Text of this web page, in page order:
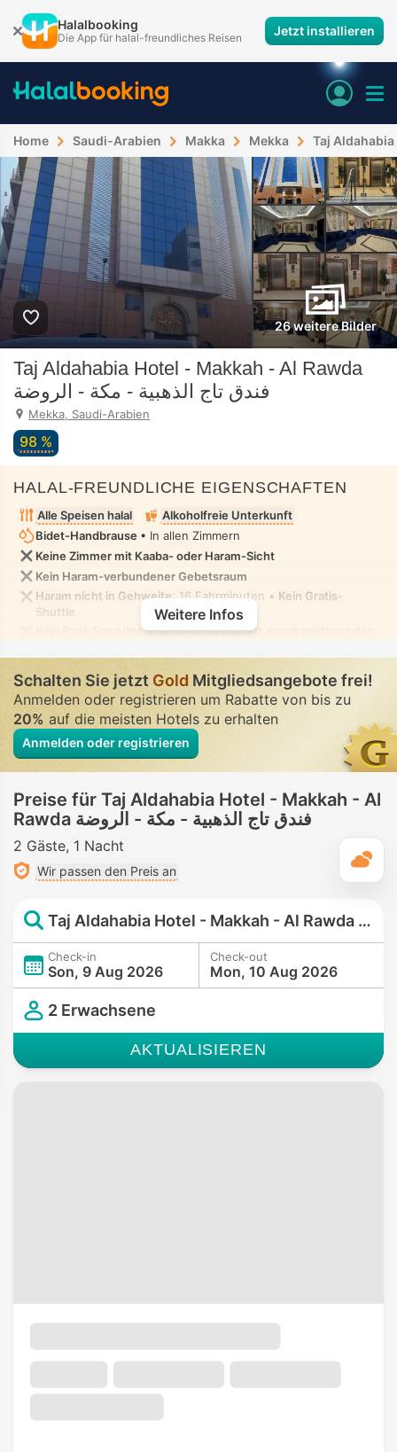
Halalbooking
Die App für halal-freundliches Reisen Jetzt installieren
Home Saudi-Arabien Makka Mekka
26 weitere Bilder
Taj Aldahabia Hotel - Makkah - Al Rawda
فندق تاج الذهبية - مكة - الروضة
Mekka, Saudi-Arabien
98 %
HALAL-FREUNDLICHE EIGENSCHAFTEN
Alle Speisen halal
Alkoholfreie Unterkunft
Bidet-Handbrause • In allen Zimmern
Keine Zimmer mit Kaaba- oder Haram-Sicht
Kein Haram-verbundener Gebetsraum
Haram nicht in Gehweite: 16 Fahrminuten • Kein Gratis-
Shuttle
Kein Pool, Spa oder Strand nur für Frauen, privat mietbar oder
für gemischte Nutzung, in dem bescheidene Badebekleidung
erlaubt ist
Weitere Infos
Schalten Sie jetztGold Mitgliedsangebote frei!
Anmelden oder registrieren um Rabatte von bis zu
20%auf die meisten Hotels zu erhalten
Anmelden oder registrieren
Preise für Taj Aldahabia Hotel - Makkah - Al
Rawda فندق تاج الذهبية - مكة - الروضة
2 Gäste 1 Nacht
Wir passen den Preis an
Taj Aldahabia Hotel - Makkah - Al Rawda فندق تاج الذهبية - مكة - الروضة
Check-in
Son, 9 Aug 2026
Check-out
Mon, 10 Aug 2026
2 Erwachsene
AKTUALISIEREN